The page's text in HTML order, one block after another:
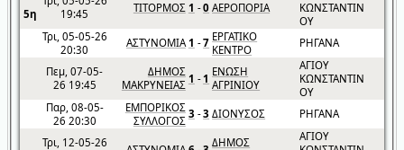
5η
19:45
ΤΙΤΟΡΜΟΣ 1 -0 ΑΕΡΟΠΟΡΙΑ
ΚΩΝΣΤΑΝΤΙΝ
ΟΥ
Τρι, 05-05-26
20:30
ΑΣΤΥΝΟΜΙΑ 1 -7 ΕΡΓΑΤΙΚΟ
ΚΕΝΤΡΟ
ΡΗΓΑΝΑ
Πεμ, 07-05-
26 19:45
ΔΗΜΟΣ
ΜΑΚΡΥΝΕΙΑΣ 1 -1
ΕΝΩΣΗ
ΑΓΡΙΝΙΟΥ
ΑΓΙΟΥ
ΚΩΝΣΤΑΝΤΙΝ
ΟΥ
Παρ, 08-05-
26 20:30
ΕΜΠΟΡΙΚΟΣ
ΣΥΛΛΟΓΟΣ
3 -3 ΔΙΟΝΥΣΟΣ ΡΗΓΑΝΑ
Τρι, 12-05-26
ΔΗΜΟΣ
ΑΓΙΟΥ